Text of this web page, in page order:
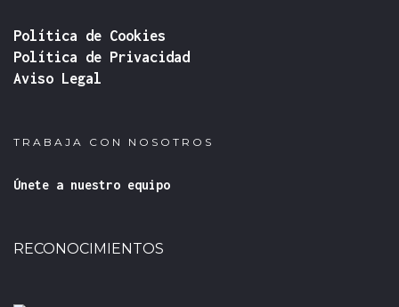
Política de Cookies
Política de Privacidad
Aviso Legal
TRABAJA CON NOSOTROS
Únete a nuestro equipo
RECONOCIMIENTOS